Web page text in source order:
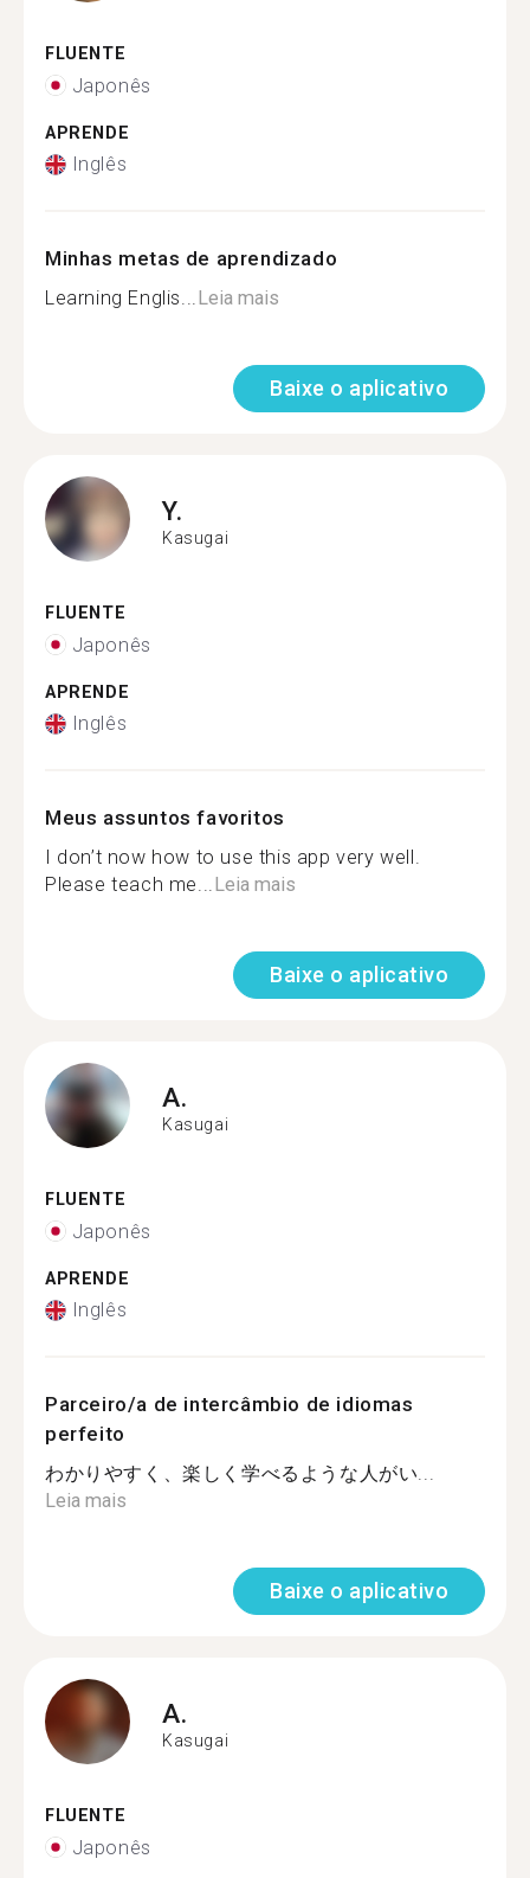
FLUENTE
Japonês
APRENDE
Inglês
Minhas metas de aprendizado
Learning Englis...Leia mais
Baixe o aplicativo
Y.
Kasugai
FLUENTE
Japonês
APRENDE
Inglês
Meus assuntos favoritos
I don’t now how to use this app very well.
Please teach me...Leia mais
Baixe o aplicativo
A.
Kasugai
FLUENTE
Japonês
APRENDE
Inglês
Parceiro/a de intercâmbio de idiomas
perfeito
わかりやすく、楽しく学べるような人がい...
Leia mais
Baixe o aplicativo
A.
Kasugai
FLUENTE
Japonês